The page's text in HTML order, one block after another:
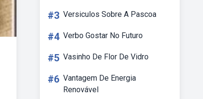
#3 Versiculos Sobre A Pascoa
#4 Verbo Gostar No Futuro
#5 Vasinho De Flor De Vidro
#6 Vantagem De Energia
Renovável